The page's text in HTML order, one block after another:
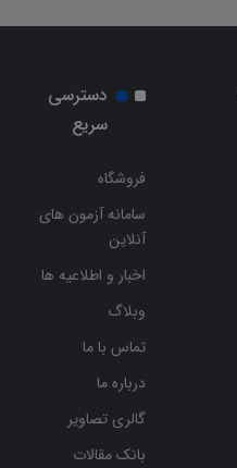
دسترسی
سریع
فروشگاه
سامانه آزمون های
آنلاین
اخبار و اطلاعیه ها
وبلاگ
تماس با ما
درباره ما
گالری تصاویر
بانک مقالات